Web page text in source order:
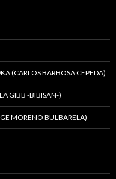
(CARLOS BARBOSA CEPEDA)
GIBB -BIBISAN-)
MORENO BULBARELA)